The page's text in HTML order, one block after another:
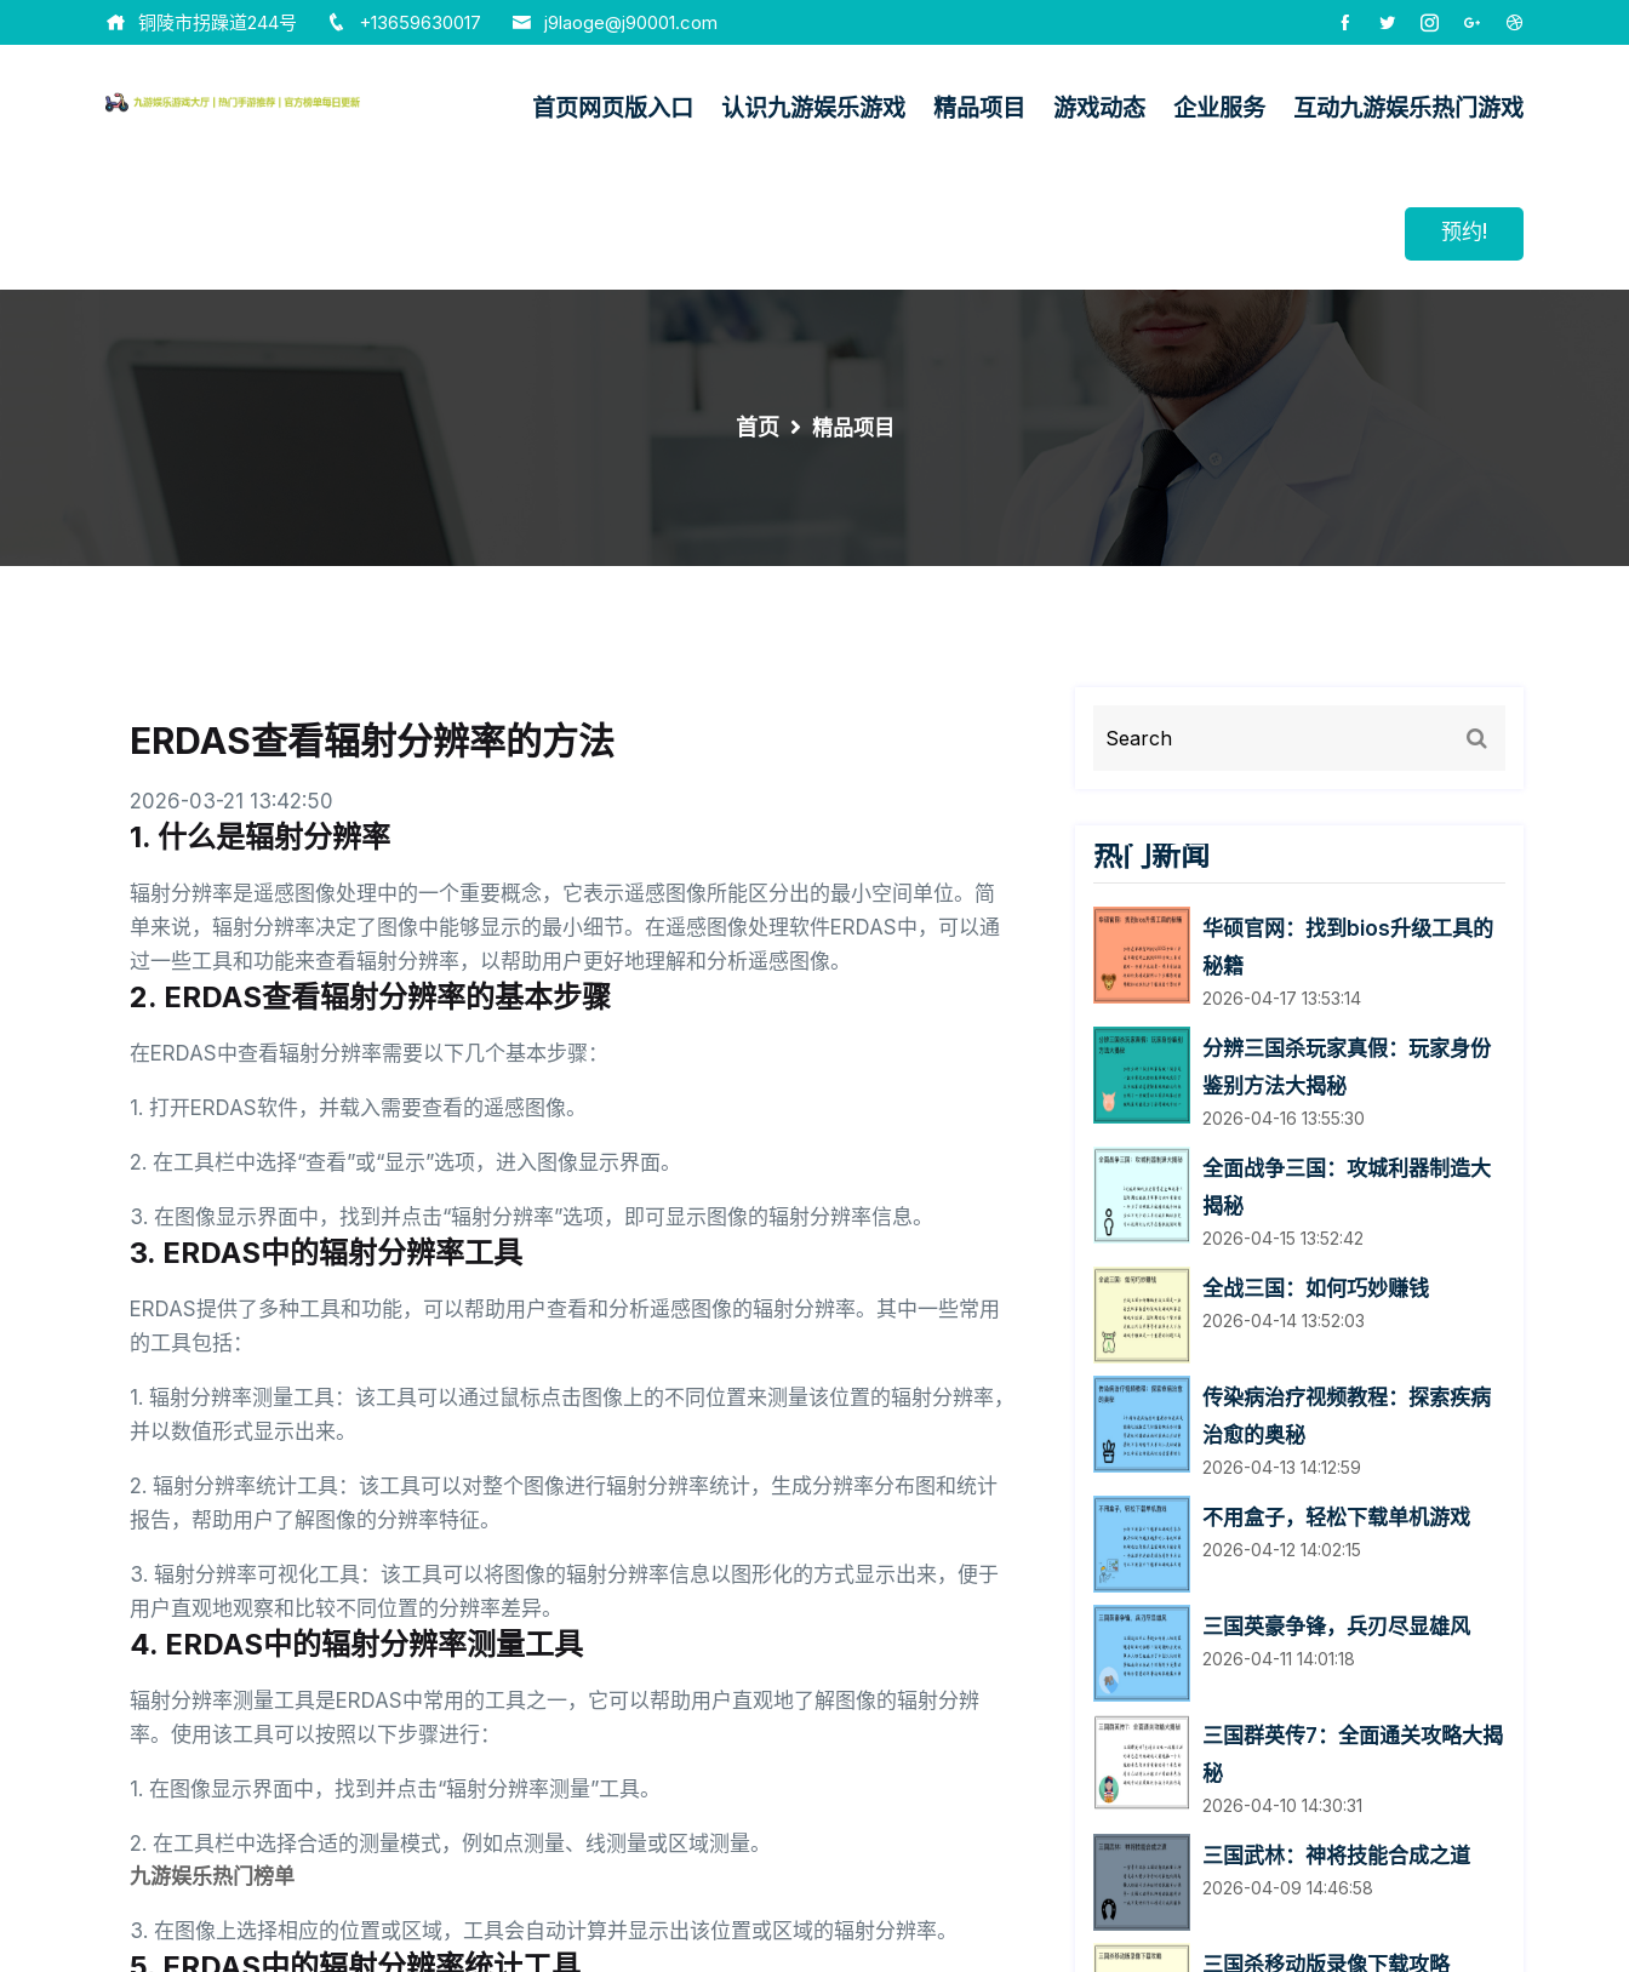
铜陵市拐躁道244号 +13659630017 j9laoge@j90001.com
首页网页版入口 认识九游娱乐游戏 精品项目 游戏动态 企业服务 互动九游娱乐热门游戏
预约!
首页 精品项目
ERDAS查看辐射分辨率的方法
2026-03-21 13:42:50
1. 什么是辐射分辨率
辐射分辨率是遥感图像处理中的一个重要概念，它表示遥感图像所能区分出的最小空间单位。简
单来说，辐射分辨率决定了图像中能够显示的最小细节。在遥感图像处理软件ERDAS中，可以通
过一些工具和功能来查看辐射分辨率，以帮助用户更好地理解和分析遥感图像。
2. ERDAS查看辐射分辨率的基本步骤
在ERDAS中查看辐射分辨率需要以下几个基本步骤：
1. 打开ERDAS软件，并载入需要查看的遥感图像。
2. 在工具栏中选择“查看”或“显示”选项，进入图像显示界面。
3. 在图像显示界面中，找到并点击“辐射分辨率”选项，即可显示图像的辐射分辨率信息。
3. ERDAS中的辐射分辨率工具
ERDAS提供了多种工具和功能，可以帮助用户查看和分析遥感图像的辐射分辨率。其中一些常用
的工具包括：
1. 辐射分辨率测量工具：该工具可以通过鼠标点击图像上的不同位置来测量该位置的辐射分辨率，
并以数值形式显示出来。
2. 辐射分辨率统计工具：该工具可以对整个图像进行辐射分辨率统计，生成分辨率分布图和统计
报告，帮助用户了解图像的分辨率特征。
3. 辐射分辨率可视化工具：该工具可以将图像的辐射分辨率信息以图形化的方式显示出来，便于
用户直观地观察和比较不同位置的分辨率差异。
4. ERDAS中的辐射分辨率测量工具
辐射分辨率测量工具是ERDAS中常用的工具之一，它可以帮助用户直观地了解图像的辐射分辨
率。使用该工具可以按照以下步骤进行：
1. 在图像显示界面中，找到并点击“辐射分辨率测量”工具。
2. 在工具栏中选择合适的测量模式，例如点测量、线测量或区域测量。
九游娱乐热门榜单
3. 在图像上选择相应的位置或区域，工具会自动计算并显示出该位置或区域的辐射分辨率。
热门新闻
华硕官网：找到bios升级工具的
秘籍
2026-04-17 13:53:14
分辨三国杀玩家真假：玩家身份
鉴别方法大揭秘
2026-04-16 13:55:30
全面战争三国：攻城利器制造大
揭秘
2026-04-15 13:52:42
全战三国：如何巧妙赚钱
2026-04-14 13:52:03
传染病治疗视频教程：探索疾病
治愈的奥秘
2026-04-13 14:12:59
不用盒子，轻松下载单机游戏
2026-04-12 14:02:15
三国英豪争锋，兵刃尽显雄风
2026-04-11 14:01:18
三国群英传7：全面通关攻略大揭
秘
2026-04-10 14:30:31
三国武林：神将技能合成之道
2026-04-09 14:46:58
三国杀移动版录像下载攻略